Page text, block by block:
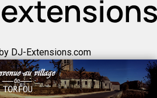
DJ-Extensions.com